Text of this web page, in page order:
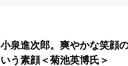
小泉進次郎。爽やかな笑顔
いう素顔＜菊池英博氏＞